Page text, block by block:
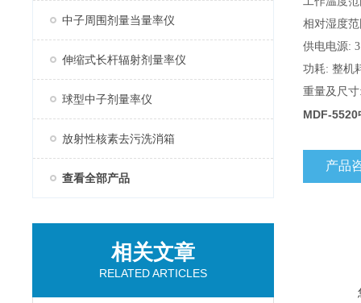
中子周围剂量当量率仪
伸缩式长杆辐射剂量率仪
球型中子剂量率仪
放射性核素去污洗消箱
查看全部产品
相关文章
RELATED ARTICLES
相对湿度
供电电源:
功耗: 整机
重量及尺
MDF-5520
产品